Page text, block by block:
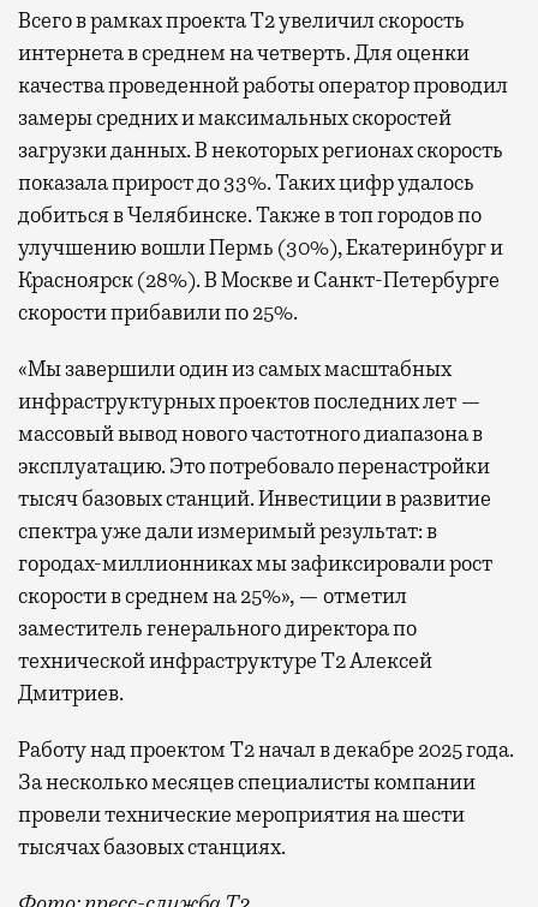
Всего в рамках проекта Т2 увеличил скорость
интернета в среднем на четверть. Для оценки
качества проведенной работы оператор проводил
замеры средних и максимальных скоростей
загрузки данных. В некоторых регионах скорость
показала прирост до 33%. Таких цифр удалось
добиться в Челябинске. Также в топ городов по
улучшению вошли Пермь (30%), Екатеринбург и
Красноярск (28%). В Москве и Санкт-Петербурге
скорости прибавили по 25%.
«Мы завершили один из самых масштабных
инфраструктурных проектов последних лет —
массовый вывод нового частотного диапазона в
эксплуатацию. Это потребовало перенастройки
тысяч базовых станций. Инвестиции в развитие
спектра уже дали измеримый результат: в
городах-миллионниках мы зафиксировали рост
скорости в среднем на 25%», — отметил
заместитель генерального директора по
технической инфраструктуре Т2 Алексей
Дмитриев.
Работу над проектом Т2 начал в декабре 2025 года.
За несколько месяцев специалисты компании
провели технические мероприятия на шести
тысячах базовых станциях.